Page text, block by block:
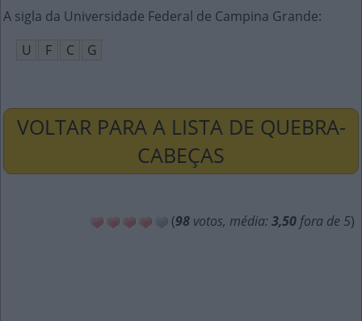
A sigla da Universidade Federal de Campina Grande:
U
F C G
VOLTAR PARA A LISTA DE QUEBRA-
CABEÇAS
(98 votos, média: 3,50 fora de 5)